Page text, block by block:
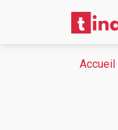
Accueil